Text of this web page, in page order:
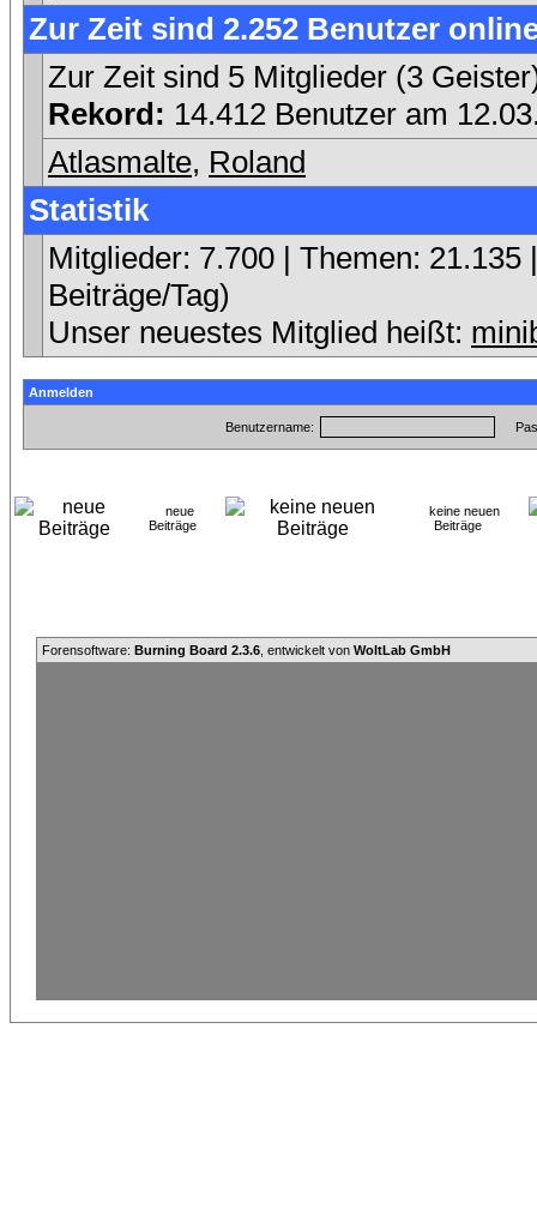
Zur Zeit sind 2.252 Benutzer
Zur Zeit sind 5 Mitglieder (3
Rekord: 14.412 Benutzer am
Atlasmalte, Roland
Statistik
Mitglieder: 7.700 | Themen:
Beiträge/Tag)
Unser neuestes Mitglied heißt:
Anmelden
Benutzername:
neue
Beiträge
keine neuen
Beiträge
Forensoftware: Burning Board 2.3.6 , entwickelt von WoltLab GmbH